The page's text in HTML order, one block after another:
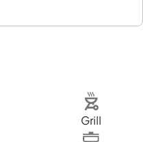
Grill